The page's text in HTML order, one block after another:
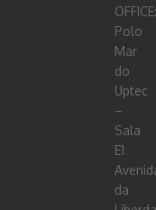
OFFICE:
Polo
Mar
do
Uptec
–
Sala
E1
da